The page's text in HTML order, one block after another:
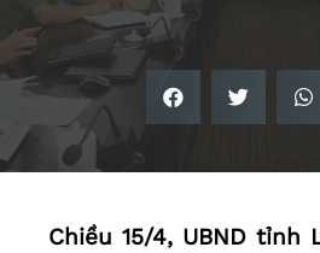
Chiều 15/4, UBND tỉnh